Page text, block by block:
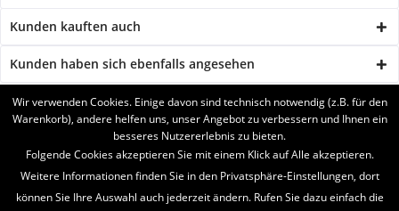
Kunden kauften auch
Kunden haben sich ebenfalls angesehen
BRUKERSTØTTE
SERVICE
INFORMATIONEN
Wir verwenden Cookies. Einige davon sind technisch notwendig (z.B. für den
Warenkorb), andere helfen uns, unser Angebot zu verbessern und Ihnen ein
besseres Nutzererlebnis zu bieten.
Folgende Cookies akzeptieren Sie mit einem Klick auf Alle akzeptieren.
Weitere Informationen finden Sie in den Privatsphäre-Einstellungen, dort
können Sie Ihre Auswahl auch jederzeit ändern. Rufen Sie dazu einfach die